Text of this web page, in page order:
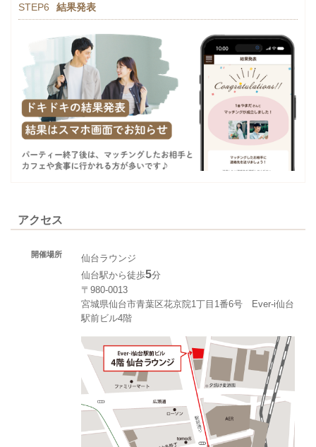
STEP6 結果発表
アクセス
開催場所
仙台ラウンジ
仙台駅から徒歩5分
〒980-0013
宮城県仙台市青葉区花京院1丁目1番6号 Ever-i仙台
駅前ビル4階